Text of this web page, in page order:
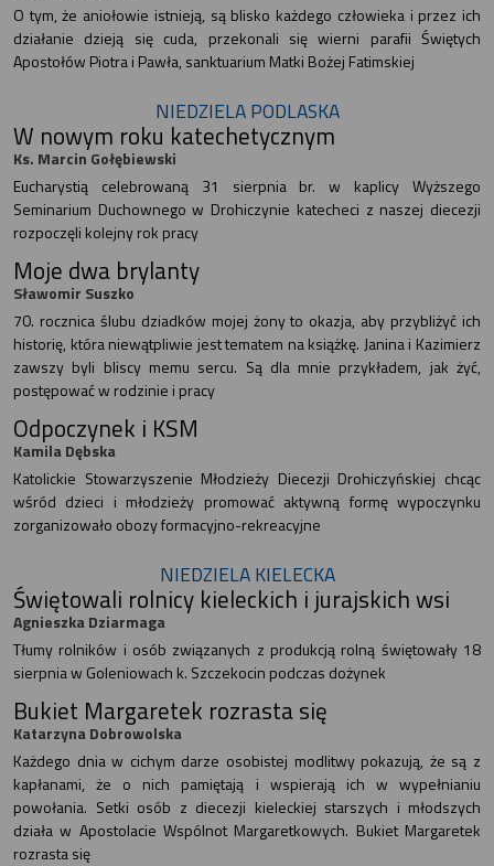
O tym, że aniołowie istnieją, są blisko każdego człowieka i przez ich
działanie dzieją się cuda, przekonali się wierni parafii Świętych
Apostołów Piotra i Pawła, sanktuarium Matki Bożej Fatimskiej
NIEDZIELA PODLASKA
W nowym roku katechetycznym
Ks. Marcin Gołębiewski
Eucharystią celebrowaną 31 sierpnia br. w kaplicy Wyższego
Seminarium Duchownego w Drohiczynie katecheci z naszej diecezji
rozpoczęli kolejny rok pracy
Moje dwa brylanty
Sławomir Suszko
70. rocznica ślubu dziadków mojej żony to okazja, aby przybliżyć ich
historię, która niewątpliwie jest tematem na książkę. Janina i Kazimierz
zawszy byli bliscy memu sercu. Są dla mnie przykładem, jak żyć,
postępować w rodzinie i pracy
Odpoczynek i KSM
Kamila Dębska
Katolickie Stowarzyszenie Młodzieży Diecezji Drohiczyńskiej chcąc
wśród dzieci i młodzieży promować aktywną formę wypoczynku
zorganizowało obozy formacyjno-rekreacyjne
NIEDZIELA KIELECKA
Świętowali rolnicy kieleckich i jurajskich wsi
Agnieszka Dziarmaga
Tłumy rolników i osób związanych z produkcją rolną świętowały 18
sierpnia w Goleniowach k. Szczekocin podczas dożynek
Bukiet Margaretek rozrasta się
Katarzyna Dobrowolska
Każdego dnia w cichym darze osobistej modlitwy pokazują, że są z
kapłanami, że o nich pamiętają i wspierają ich w wypełnianiu
powołania. Setki osób z diecezji kieleckiej starszych i młodszych
działa w Apostolacie Wspólnot Margaretkowych. Bukiet Margaretek
rozrasta się